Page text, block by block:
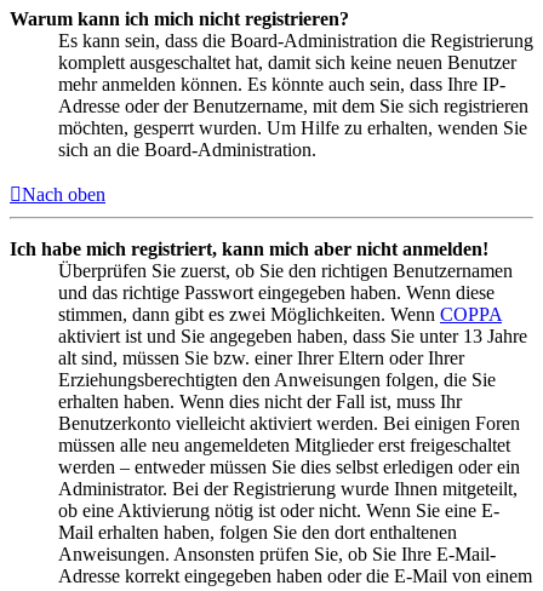
Warum kann ich mich nicht registrieren?
Es kann sein, dass die Board-Administration die Registrierung
komplett ausgeschaltet hat, damit sich keine neuen Benutzer
mehr anmelden können. Es könnte auch sein, dass Ihre IP-
Adresse oder der Benutzername, mit dem Sie sich registrieren
möchten, gesperrt wurden. Um Hilfe zu erhalten, wenden Sie
sich an die Board-Administration.
Nach oben
Ich habe mich registriert, kann mich aber nicht anmelden!
Überprüfen Sie zuerst, ob Sie den richtigen Benutzernamen
und das richtige Passwort eingegeben haben. Wenn diese
stimmen, dann gibt es zwei Möglichkeiten. Wenn COPPA
aktiviert ist und Sie angegeben haben, dass Sie unter 13 Jahre
alt sind, müssen Sie bzw. einer Ihrer Eltern oder Ihrer
Erziehungsberechtigten den Anweisungen folgen, die Sie
erhalten haben. Wenn dies nicht der Fall ist, muss Ihr
Benutzerkonto vielleicht aktiviert werden. Bei einigen Foren
müssen alle neu angemeldeten Mitglieder erst freigeschaltet
werden – entweder müssen Sie dies selbst erledigen oder ein
Administrator. Bei der Registrierung wurde Ihnen mitgeteilt,
ob eine Aktivierung nötig ist oder nicht. Wenn Sie eine E-
Mail erhalten haben, folgen Sie den dort enthaltenen
Anweisungen. Ansonsten prüfen Sie, ob Sie Ihre E-Mail-
Adresse korrekt eingegeben haben oder die E-Mail von einem